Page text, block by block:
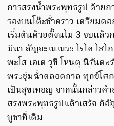
การสรงน้ำพระพุทธรูป ด้วยก
รองบนโต๊ะชั่วคราว เตรียมด
เริ่มต้นด้วยตั้งนโม 3 จบแล้ว
มินา สัญจะเนเนวะ โรโค โส
พะโส เอเต วุขี โหนตุ นิรันตะ
พระชุ่มฉ่ำตลอดกาล ทุกข์โศ
เป็นสุขเทอญ จากนั้นกล่าวค
สรงพระพุทธรูปแล้วเสร็จ ก็
บูชาที่เดิม